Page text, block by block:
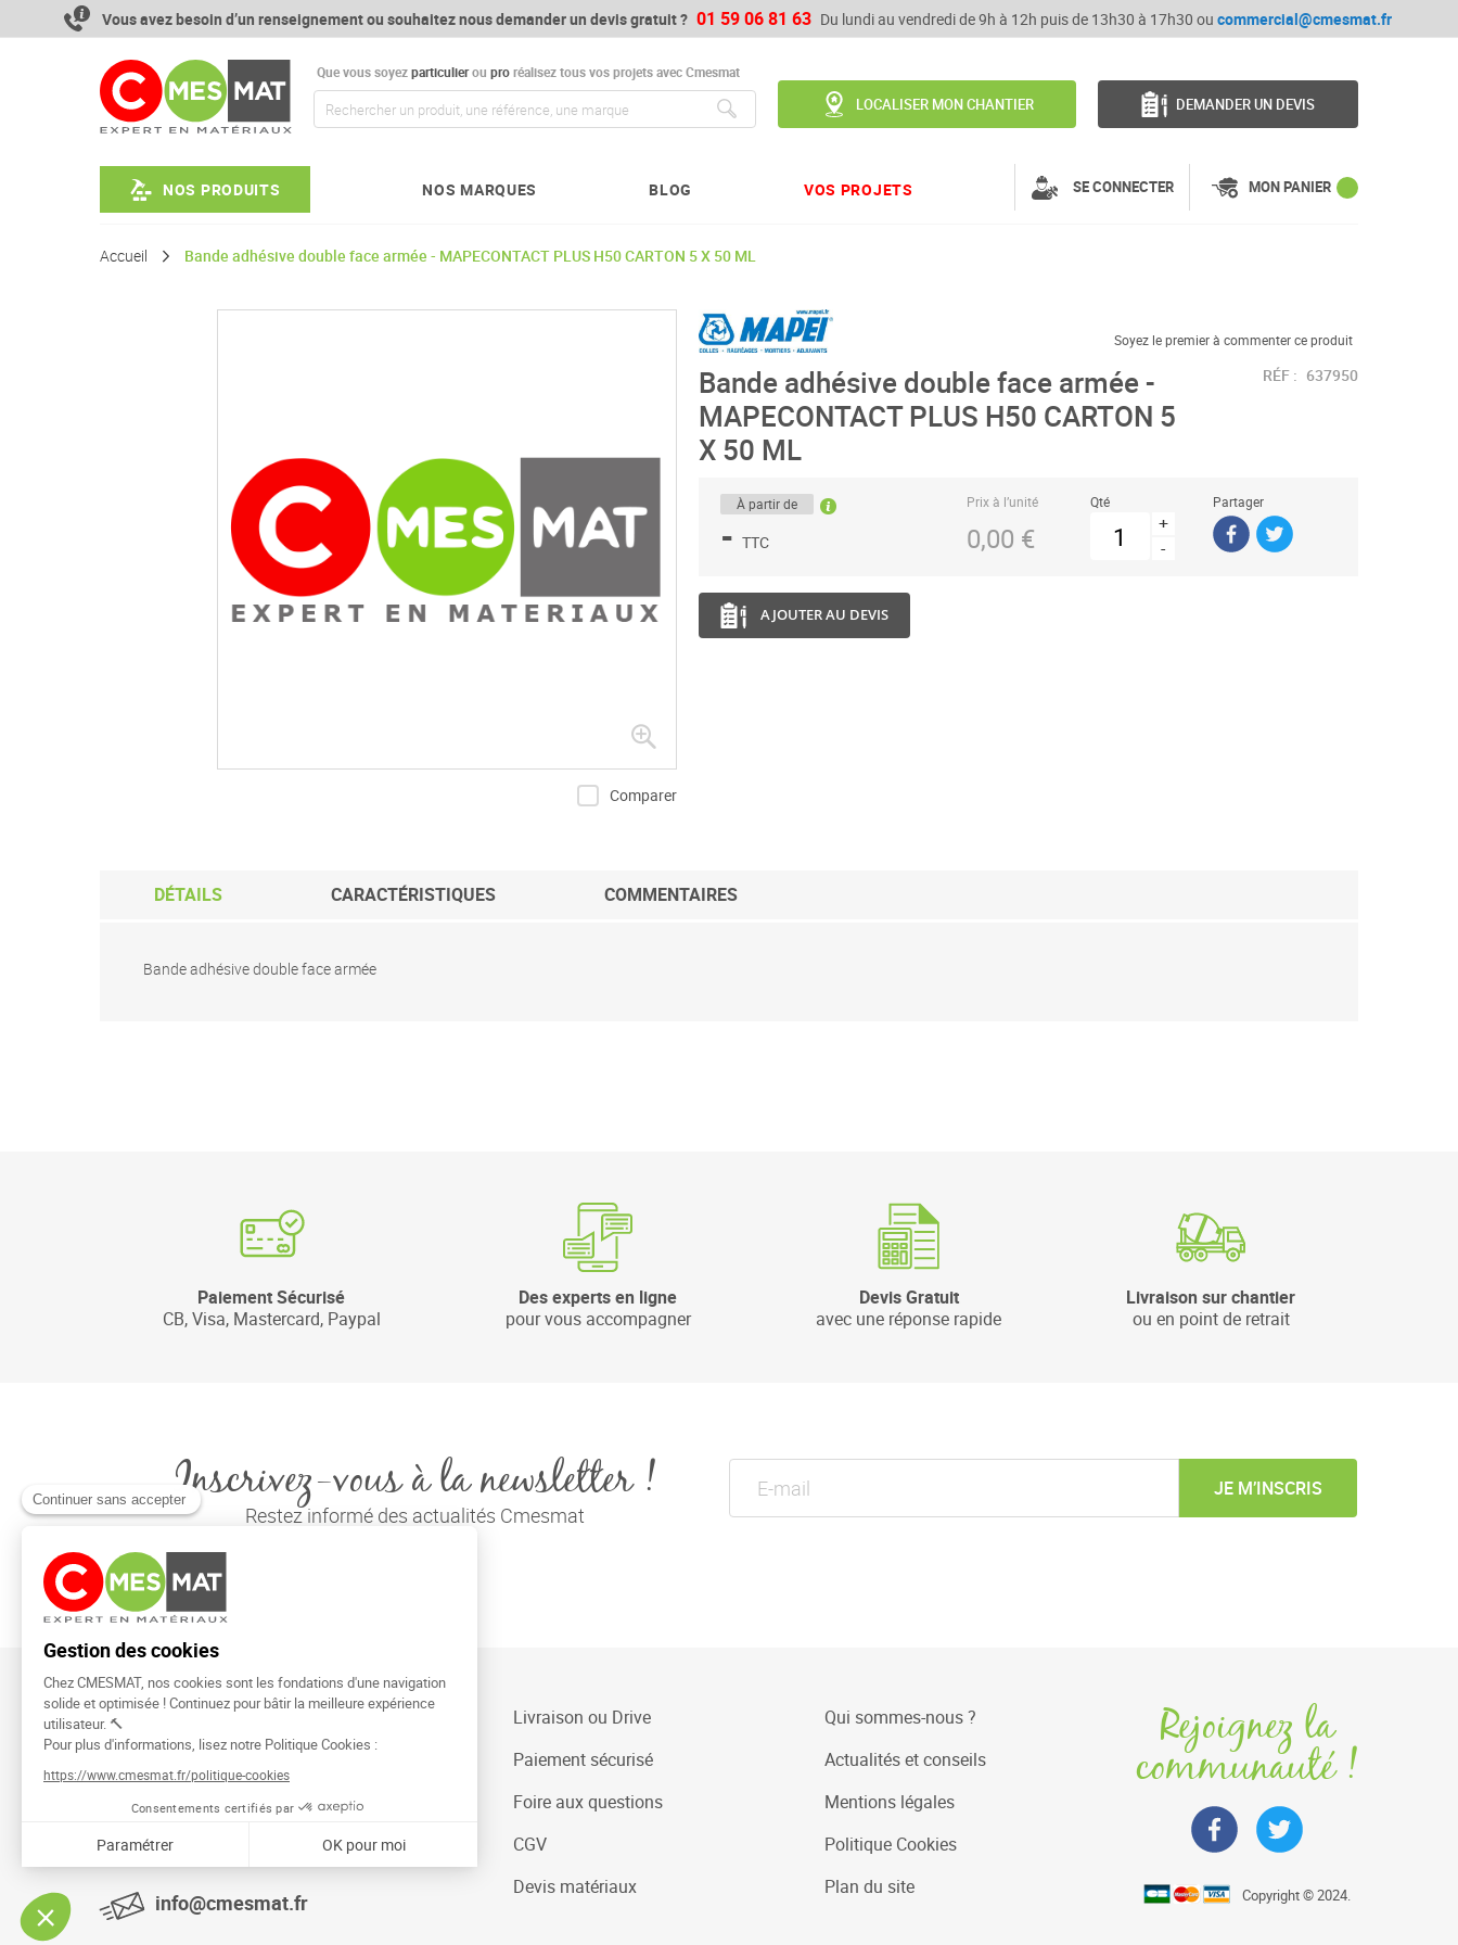
contenu
Vous avez besoin d’un renseignement ou souhaitez nous demander un devis gratuit ? 01 59 06 81 63 Du lundi au vendredi de 9h à 12h puis de 13h30 à 17h30 ou commercial@cmesmat.fr
Que vous soyezparticulierou proréalisez tous vos projets avec Cmesmat
LOCALISER MON CHANTIER DEMANDER UN DEVIS
NOS PRODUITS NOS MARQUES BLOG VOS PROJETS SE CONNECTER MON PANIER
Accueil Bande adhésive double face armée - MAPECONTACT PLUS H50 CARTON 5 X 50 ML
Comparer
Soyez le premier à commenter ce produit
Bande adhésive double face armée -
MAPECONTACT PLUS H50 CARTON 5
X 50 ML
RÉF : 637950
À partir de
- TTC
Prix à l’unité
0,00 €
Qté
+
-
Partager
AJOUTER AU DEVIS
DÉTAILS
Bande adhésive double face armée
CARACTÉRISTIQUES COMMENTAIRES
Paiement Sécurisé
CB, Visa, Mastercard, Paypal
Des experts en ligne
pour vous accompagner
Devis Gratuit
avec une réponse rapide
Livraison sur chantier
ou en point de retrait
Inscrivez-vous à la newsletter !
Restez informé des actualités Cmesmat
JE M’INSCRIS
CMESMAT
91026 EVRY COURCOURONNES
info@cmesmat.fr
Livraison ou Drive
Paiement sécurisé
Foire aux questions
CGV
Devis matériaux
Qui sommes-nous ?
Actualités et conseils
Mentions légales
Politique Cookies
Plan du site
Rejoignez la
communauté !
Copyright © 2024.